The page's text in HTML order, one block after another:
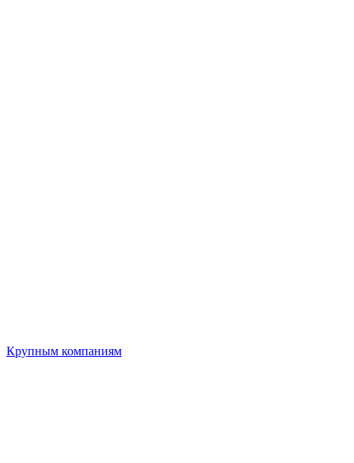
Крупным компаниям